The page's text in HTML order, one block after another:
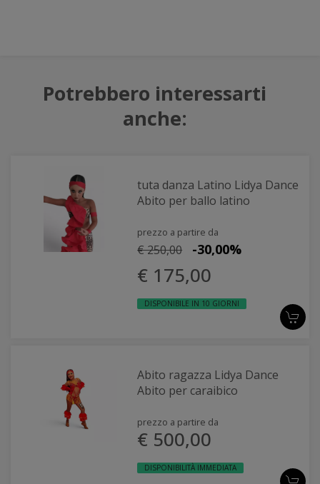
Potrebbero interessarti
anche:
tuta danza Latino Lidya Dance
Abito per ballo latino
prezzo a partire da
€ 250,00 -30,00%
€ 175,00
DISPONIBILE IN 10 GIORNI
Abito ragazza Lidya Dance
Abito per caraibico
prezzo a partire da
€ 500,00
DISPONIBILITÀ IMMEDIATA